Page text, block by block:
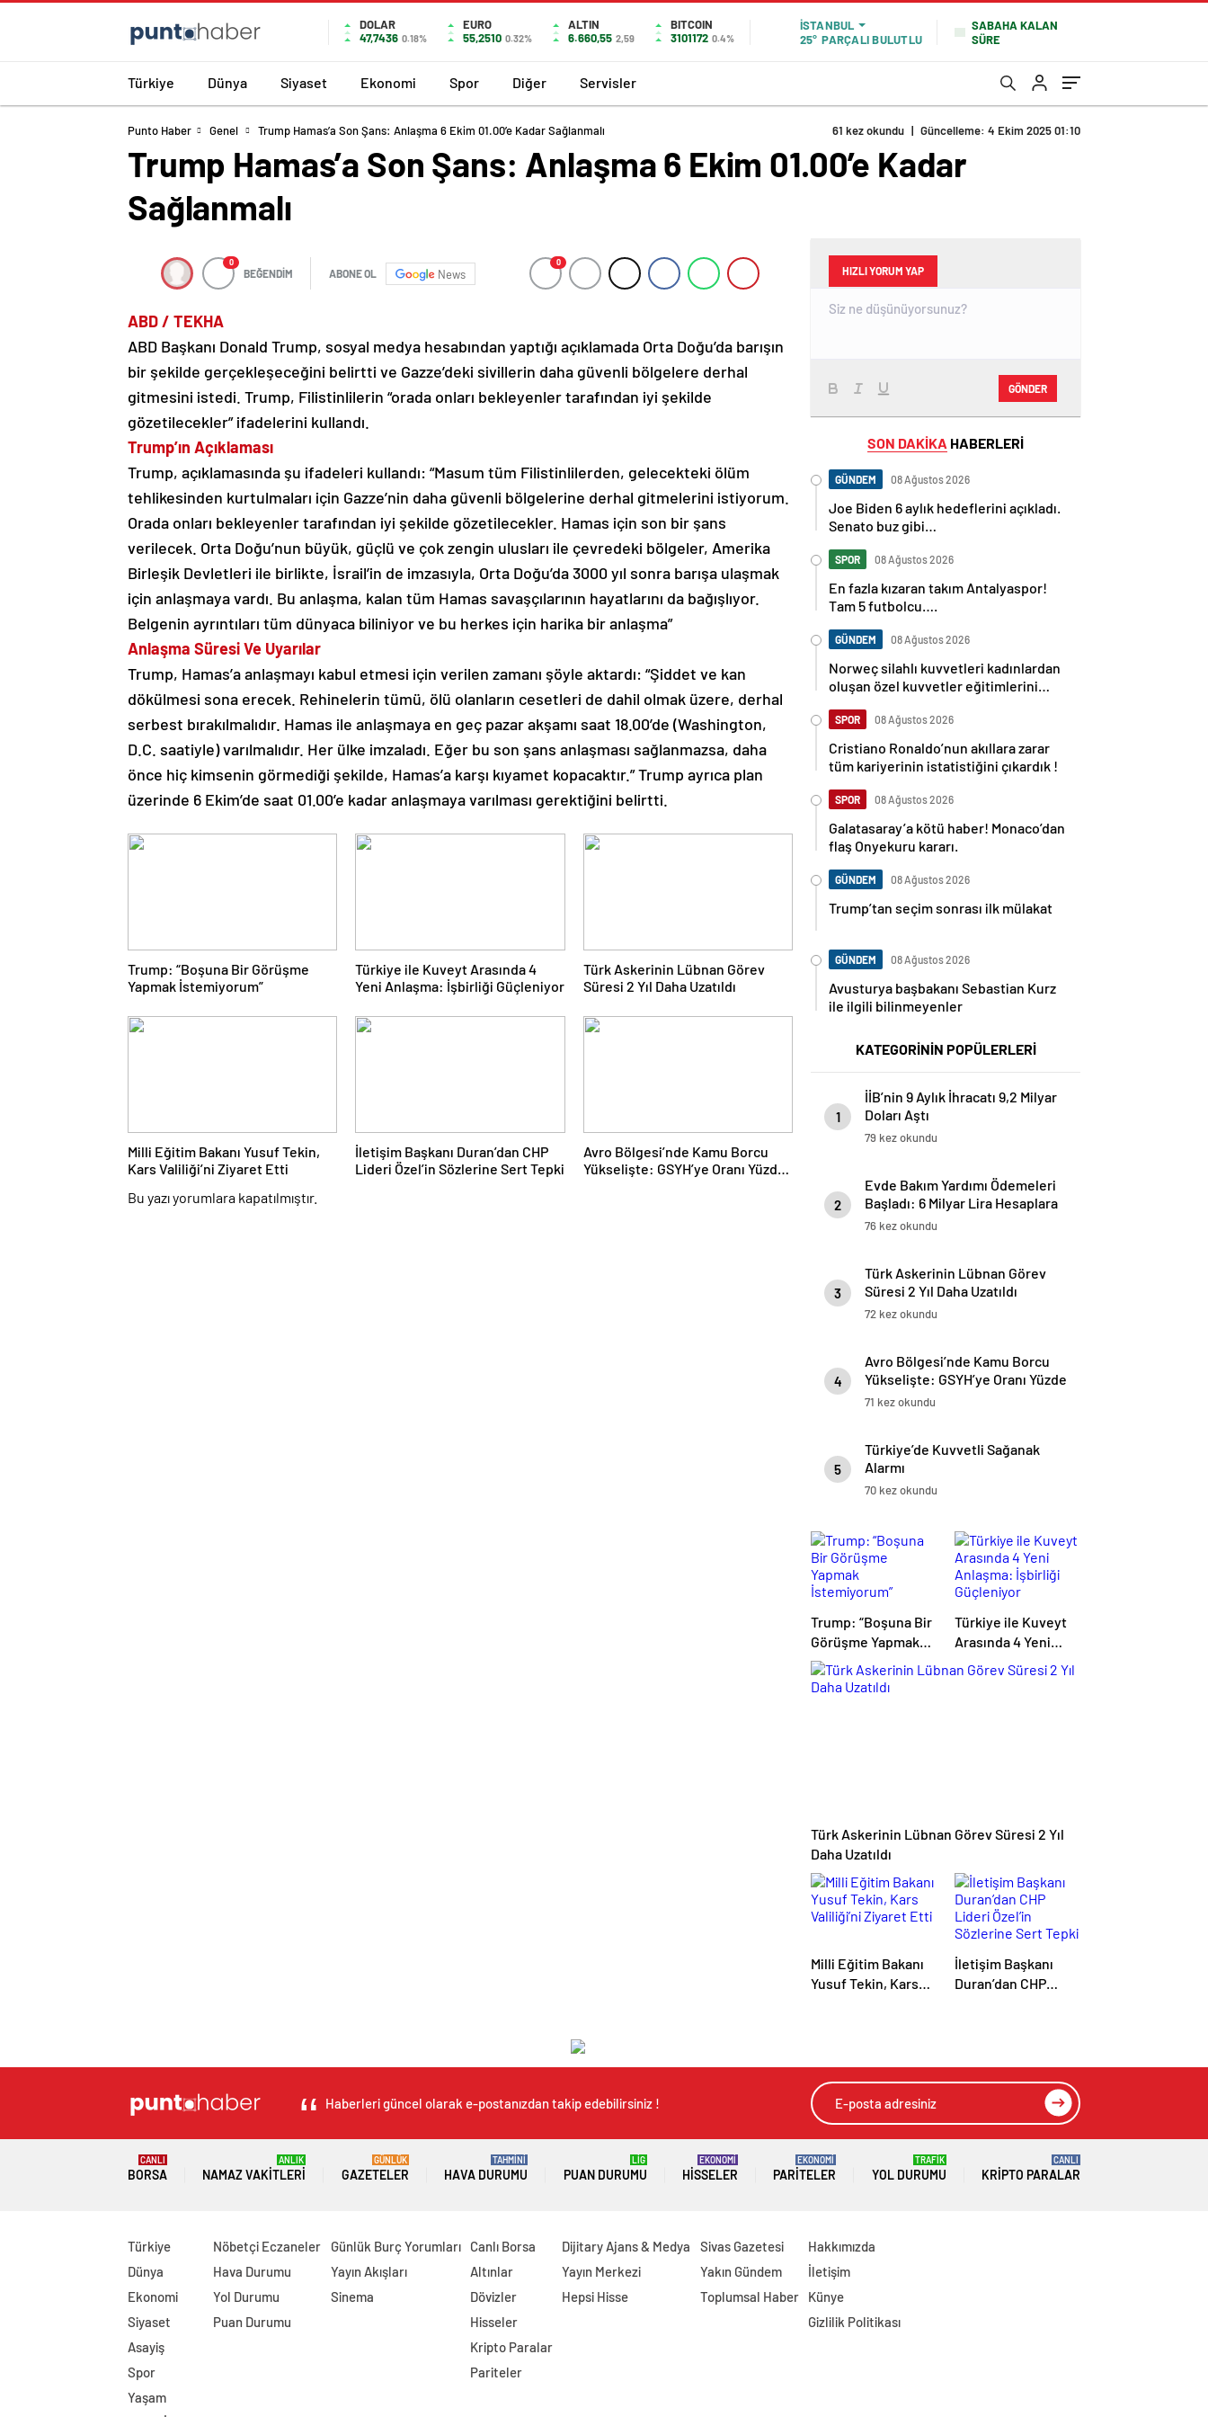
DOLAR
47,7436 0.18%
EURO
55,2510 0.32%
ALTIN
6.660,55 2,59
BITCOIN
3101172 0.4%
İSTANBUL
25° PARÇALI BULUTLU
SABAHA KALAN
SÜRE
Türkiye Dünya Siyaset Ekonomi Spor Diğer Servisler
Punto Haber Genel Trump Hamas’a Son Şans: Anlaşma 6 Ekim 01.00’e Kadar Sağlanmalı 61 kez okundu | Güncelleme: 4 Ekim 2025 01:10
Trump Hamas’a Son Şans: Anlaşma 6 Ekim 01.00’e Kadar
Sağlanmalı
0
BEĞENDİM ABONE OL News
0
ABD / TEKHA
ABD Başkanı Donald Trump, sosyal medya hesabından yaptığı açıklamada Orta Doğu’da barışın
bir şekilde gerçekleşeceğini belirtti ve Gazze’deki sivillerin daha güvenli bölgelere derhal
gitmesini istedi. Trump, Filistinlilerin “orada onları bekleyenler tarafından iyi şekilde
gözetilecekler” ifadelerini kullandı.
Trump’ın Açıklaması
Trump, açıklamasında şu ifadeleri kullandı: “Masum tüm Filistinlilerden, gelecekteki ölüm
tehlikesinden kurtulmaları için Gazze’nin daha güvenli bölgelerine derhal gitmelerini istiyorum.
Orada onları bekleyenler tarafından iyi şekilde gözetilecekler. Hamas için son bir şans
verilecek. Orta Doğu’nun büyük, güçlü ve çok zengin ulusları ile çevredeki bölgeler, Amerika
Birleşik Devletleri ile birlikte, İsrail’in de imzasıyla, Orta Doğu’da 3000 yıl sonra barışa ulaşmak
için anlaşmaya vardı. Bu anlaşma, kalan tüm Hamas savaşçılarının hayatlarını da bağışlıyor.
Belgenin ayrıntıları tüm dünyaca biliniyor ve bu herkes için harika bir anlaşma”
Anlaşma Süresi Ve Uyarılar
Trump, Hamas’a anlaşmayı kabul etmesi için verilen zamanı şöyle aktardı: “Şiddet ve kan
dökülmesi sona erecek. Rehinelerin tümü, ölü olanların cesetleri de dahil olmak üzere, derhal
serbest bırakılmalıdır. Hamas ile anlaşmaya en geç pazar akşamı saat 18.00’de (Washington,
D.C. saatiyle) varılmalıdır. Her ülke imzaladı. Eğer bu son şans anlaşması sağlanmazsa, daha
önce hiç kimsenin görmediği şekilde, Hamas’a karşı kıyamet kopacaktır.” Trump ayrıca plan
üzerinde 6 Ekim’de saat 01.00’e kadar anlaşmaya varılması gerektiğini belirtti.
Trump: “Boşuna Bir Görüşme
Yapmak İstemiyorum”
Türkiye ile Kuveyt Arasında 4
Yeni Anlaşma: İşbirliği Güçleniyor
Türk Askerinin Lübnan Görev
Süresi 2 Yıl Daha Uzatıldı
Milli Eğitim Bakanı Yusuf Tekin,
Kars Valiliği’ni Ziyaret Etti
İletişim Başkanı Duran’dan CHP
Lideri Özel’in Sözlerine Sert Tepki
Avro Bölgesi’nde Kamu Borcu
Yükselişte: GSYH’ye Oranı Yüzde
Bu yazı yorumlara kapatılmıştır.
HIZLI YORUM YAP
GÖNDER
SON DAKİKA HABERLERİ
GÜNDEM 08 Ağustos 2026
Joe Biden 6 aylık hedeflerini açıkladı.
Senato buz gibi…
SPOR 08 Ağustos 2026
En fazla kızaran takım Antalyaspor!
Tam 5 futbolcu….
GÜNDEM 08 Ağustos 2026
Norweç silahlı kuvvetleri kadınlardan
oluşan özel kuvvetler eğitimlerini
SPOR 08 Ağustos 2026
Cristiano Ronaldo’nun akıllara zarar
tüm kariyerinin istatistiğini çıkardık !
SPOR 08 Ağustos 2026
Galatasaray’a kötü haber! Monaco’dan
flaş Onyekuru kararı.
GÜNDEM 08 Ağustos 2026
Trump’tan seçim sonrası ilk mülakat
GÜNDEM 08 Ağustos 2026
Avusturya başbakanı Sebastian Kurz
ile ilgili bilinmeyenler
KATEGORİNİN POPÜLERLERİ
1
İİB’nin 9 Aylık İhracatı 9,2 Milyar
Doları Aştı
79 kez okundu
2
Evde Bakım Yardımı Ödemeleri
Başladı: 6 Milyar Lira Hesaplara
Yatırılıyor
76 kez okundu
3
Türk Askerinin Lübnan Görev
Süresi 2 Yıl Daha Uzatıldı
72 kez okundu
4
Avro Bölgesi’nde Kamu Borcu
Yükselişte: GSYH’ye Oranı Yüzde
88,2’ye Ulaştı
71 kez okundu
5
Türkiye’de Kuvvetli Sağanak
Alarmı
70 kez okundu
Trump: “Boşuna Bir
Görüşme Yapmak
İstemiyorum”
Türkiye ile Kuveyt
Arasında 4 Yeni
Anlaşma: İşbirliği
Güçleniyor
Türk Askerinin Lübnan Görev Süresi 2 Yıl
Daha Uzatıldı
Milli Eğitim Bakanı
Yusuf Tekin, Kars
İletişim Başkanı
Duran’dan CHP
Haberleri güncel olarak e-postanızdan takip edebilirsiniz !
BORSA
CANLI
NAMAZ VAKITLERI
ANLIK
GAZETELER
GÜNLÜK
HAVA DURUMU
TAHMİNİ
PUAN DURUMU
LİG
HISSELER
EKONOMİ
PARITELER
EKONOMİ
YOL DURUMU
TRAFİK
KRIPTO PARALAR
CANLI
Türkiye
Dünya
Ekonomi
Siyaset
Asayiş
Spor
Yaşam
Nöbetçi Eczaneler
Hava Durumu
Yol Durumu
Puan Durumu
Günlük Burç Yorumları
Yayın Akışları
Sinema
Canlı Borsa
Altınlar
Dövizler
Hisseler
Kripto Paralar
Pariteler
Dijitary Ajans & Medya
Yayın Merkezi
Hepsi Hisse
Sivas Gazetesi
Yakın Gündem
Toplumsal Haber
Hakkımızda
İletişim
Künye
Gizlilik Politikası